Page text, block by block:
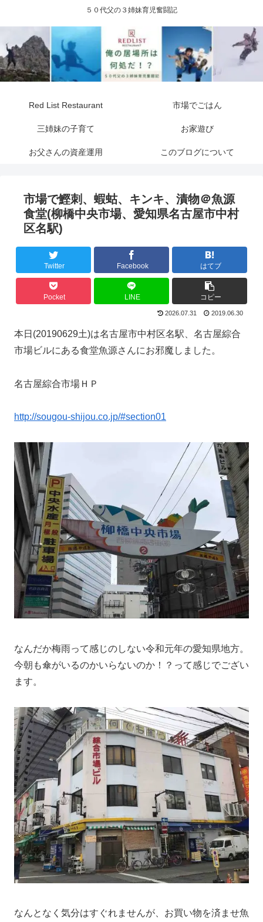
５０代父の３姉妹育児奮闘記
Red List Restaurant 市場でごはん
三姉妹の子育て お家遊び
お父さんの資産運用 このブログについて
市場で鰹刺、蝦蛄、キンキ、漬物＠魚源
食堂(柳橋中央市場、愛知県名古屋市中村
区名駅)
Twitter Facebook はてブ
Pocket LINE コピー
2026.07.31 2019.06.30
本日(20190629土)は名古屋市中村区名駅、名古屋綜合
市場ビルにある食堂魚源さんにお邪魔しました。
名古屋綜合市場ＨＰ
http://sougou-shijou.co.jp/#section01
なんだか梅雨って感じのしない令和元年の愛知県地方。
今朝も傘がいるのかいらないのか！？って感じでござい
ます。
なんとなく気分はすぐれませんが、お買い物を済ませ魚